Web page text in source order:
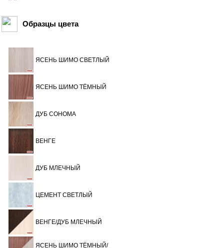
Образцы цвета
ЯСЕНЬ ШИМО СВЕТЛЫЙ
ЯСЕНЬ ШИМО ТЁМНЫЙ
ДУБ СОНОМА
ВЕНГЕ
ДУБ МЛЕЧНЫЙ
ЦЕМЕНТ СВЕТЛЫЙ
ВЕНГЕ/ДУБ МЛЕЧНЫЙ
ЯСЕНЬ ШИМО ТЁМНЫЙ/